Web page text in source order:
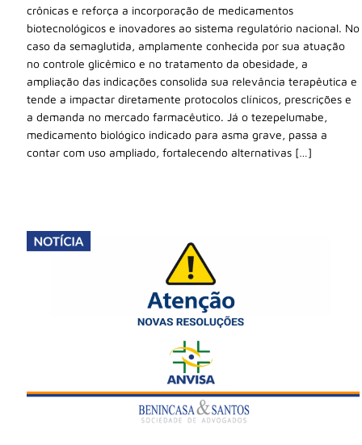
crônicas e reforça a incorporação de medicamentos
biotecnológicos e inovadores ao sistema regulatório nacional. No
caso da semaglutida, amplamente conhecida por sua atuação
no controle glicêmico e no tratamento da obesidade, a
ampliação das indicações consolida sua relevância terapêutica e
tende a impactar diretamente protocolos clínicos, prescrições e
a demanda no mercado farmacêutico. Já o tezepelumabe,
medicamento biológico indicado para asma grave, passa a
contar com uso ampliado, fortalecendo alternativas […]